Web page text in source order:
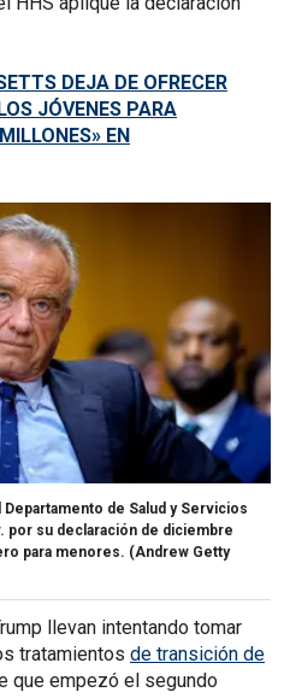
DEJA DE OFRECER
JÓVENES PARA
EN
de Salud y Servicios
por su declaración de diciembre
para menores. (Andrew Getty
llevan intentando tomar
tratamientos de transición de
que empezó el segundo